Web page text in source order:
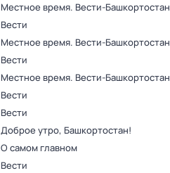
Местное время. Вести-Башкортостан
Вести
Местное время. Вести-Башкортостан
Вести
Местное время. Вести-Башкортостан
Вести
Вести
Доброе утро, Башкортостан!
О самом главном
Вести